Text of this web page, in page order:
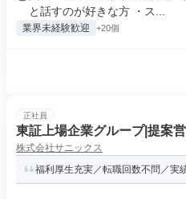
と話すのが好きな方 ・ス...
業界未経験歓迎 +20個
正社員
東証上場企業グループ|提案
株式会社サニックス
福利厚生充実／転職回数不問／実